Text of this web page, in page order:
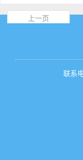
上一页
联系